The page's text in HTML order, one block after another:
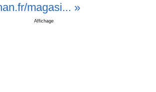
magasi... »
Affichage